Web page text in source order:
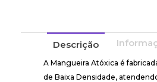
Descrição
A Mangueira Atóxica é
de Baixa Densidade,